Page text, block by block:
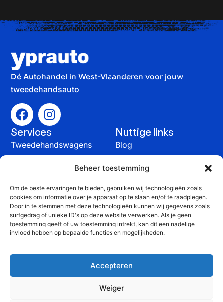
Beheer toestemming
Om de beste ervaringen te bieden, gebruiken wij technologieën zoals
cookies om informatie over je apparaat op te slaan en/of te raadplegen.
Door in te stemmen met deze technologieën kunnen wij gegevens zoals
surfgedrag of unieke ID's op deze website verwerken. Als je geen
toestemming geeft of uw toestemming intrekt, kan dit een nadelige
invloed hebben op bepaalde functies en mogelijkheden.
Accepteren
Weiger
Dé Autohandel in West-Vlaanderen voor jouw
tweedehandsauto
Services
Tweedehandswagens
herstelling
Nuttige links
Blog
Contact
Contact
+32 51 815 816
info@yprauto.be
BTW: BE 0464 903 776